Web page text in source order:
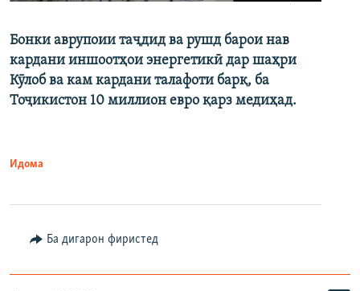
Бонки аврупоии таҷдид ва рушд барои нав
кардани иншоотҳои энергетикӣ дар шаҳри
Кӯлоб ва кам кардани талафоти барқ, ба
Тоҷикистон 10 миллион евро қарз медиҳад.
Идома
Ба дигарон фиристед